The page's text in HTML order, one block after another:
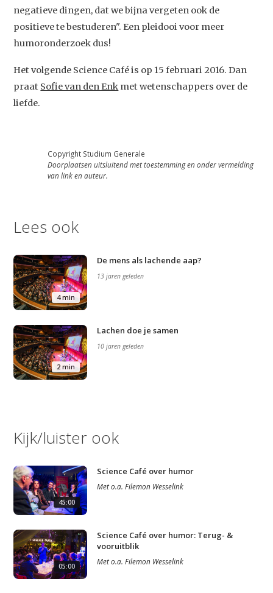
negatieve dingen, dat we bijna vergeten ook de
positieve te bestuderen". Een pleidooi voor meer
humoronderzoek dus!
Het volgende Science Café is op 15 februari 2016. Dan
praat Sofie van den Enk met wetenschappers over de
liefde.
Copyright Studium Generale
Doorplaatsen uitsluitend met toestemming en onder vermelding
van link en auteur.
Lees ook
4 min
De mens als lachende aap?
13 jaren geleden
2 min
Lachen doe je samen
10 jaren geleden
Kijk/luister ook
45:00
Science Café over humor
Meto.a.Filemon Wesselink
05:00
Science Café over humor: Terug- &
vooruitblik
Meto.a.Filemon Wesselink